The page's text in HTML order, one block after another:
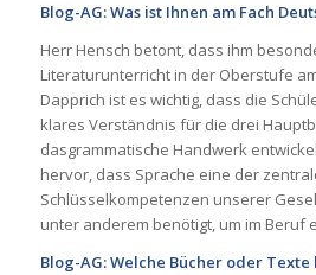
Blog-AG: Was ist Ihnen am Fach
Herr Hensch betont, dass ihm
Literaturunterricht in der Oberstufe
Dapprich ist es wichtig, dass die
klares Verständnis für die drei
dasgrammatische Handwerk
hervor, dass Sprache eine der
Schlüsselkompetenzen unserer
unter anderem benötigt, um im Beruf
Blog-AG: Welche Bücher oder